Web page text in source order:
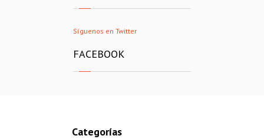
Síguenos en Twitter
FACEBOOK
Categorías